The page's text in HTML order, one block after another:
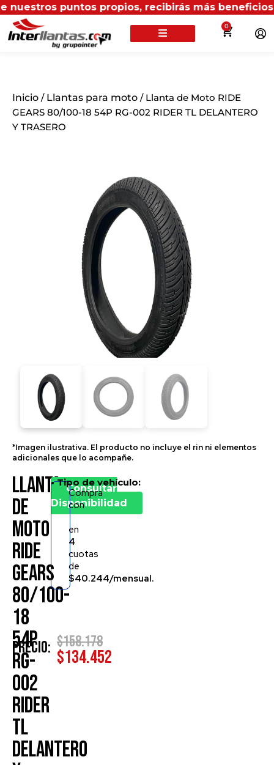
puntos propios, recibirás más beneficios en
0
Inicio / Llantas para moto / Llanta de Moto RIDE
GEARS 80/100-18 54P RG-002 RIDER TL DELANTERO
Y TRASERO
*Imagen ilustrativa. El producto no incluye el rin ni elementos
adicionales que lo acompañe.
Llanta
de
Moto
RIDE
GEARS
80/100-
18
54P
RG-
002
RIDER
TL
DELANTERO
Precio: $158.178
$134.452
*Precio
por
llanta
Consultar
Disponibilidad
Compra
con
en
4
cuotas
de
$40.244/mensual.
• Tipo de vehículo: